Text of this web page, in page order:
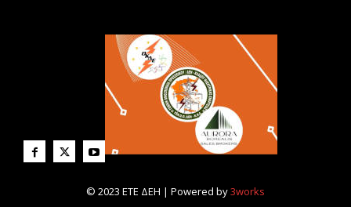
© 2023 ΕΤΕ ΔΕΗ | Powered by3works